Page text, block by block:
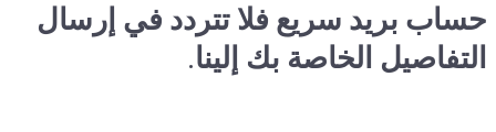
حساب بريد سريع فلا تتردد في إرسال
التفاصيل الخاصة بك إلينا.